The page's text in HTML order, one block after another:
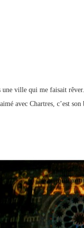
ville qui me faisait
avec Chartres, c’est